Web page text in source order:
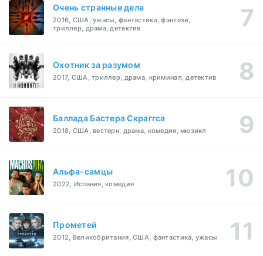
Очень странные дела
2016, США, ужасы, фантастика, фэнтези,
триллер, драма, детектив
Охотник за разумом
2017, США, триллер, драма, криминал, детектив
Баллада Бастера Скраггса
2018, США, вестерн, драма, комедия, мюзикл
Альфа-самцы
2022, Испания, комедия
Прометей
2012, Великобритания, США, фантастика, ужасы